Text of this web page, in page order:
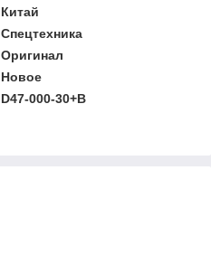
Китай
Спецтехника
Оригинал
Новое
D47-000-30+B